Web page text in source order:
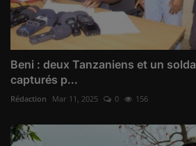
Beni : deux Tanzaniens et un
capturés p...
Rédaction Mar 11, 2025 0 156